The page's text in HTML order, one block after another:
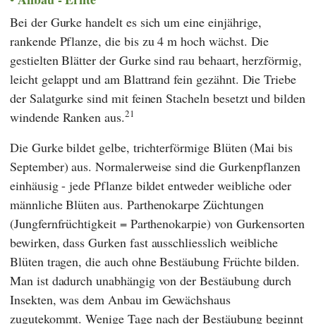
Bei der Gurke handelt es sich um eine einjährige,
rankende Pflanze, die bis zu 4 m hoch wächst. Die
gestielten Blätter der Gurke sind rau behaart, herzförmig,
leicht gelappt und am Blattrand fein gezähnt. Die Triebe
der Salatgurke sind mit feinen Stacheln besetzt und bilden
windende Ranken aus.21
Die Gurke bildet gelbe, trichterförmige Blüten (Mai bis
September) aus. Normalerweise sind die Gurkenpflanzen
einhäusig - jede Pflanze bildet entweder weibliche oder
männliche Blüten aus. Parthenokarpe Züchtungen
(Jungfernfrüchtigkeit = Parthenokarpie) von Gurkensorten
bewirken, dass Gurken fast ausschliesslich weibliche
Blüten tragen, die auch ohne Bestäubung Früchte bilden.
Man ist dadurch unabhängig von der Bestäubung durch
Insekten, was dem Anbau im Gewächshaus
zugutekommt. Wenige Tage nach der Bestäubung beginnt